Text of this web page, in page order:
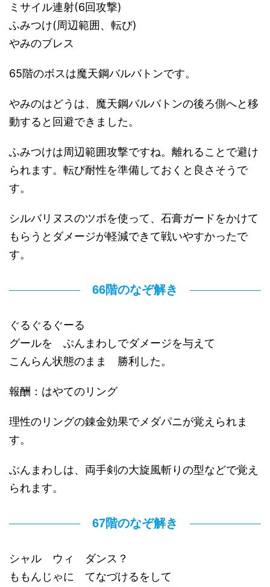
ミサイル連射(6回攻撃)
ふみつけ(周辺範囲、転び)
やみのブレス
65階のボスは魔天鋼バルバトンです。
やみのはどうは、魔天鋼バルバトンの後ろ側へと移
動すると回避できました。
ふみつけは周辺範囲攻撃ですね。離れることで避け
られます。転び耐性を準備しておくと良さそうで
す。
シルバリヌスのツボを使って、石膏ガードをかけて
もらうとダメージが軽減できて戦いやすかったで
す。
66階のなぞ解き
ぐるぐるぐーる
グールを ぶんまわしでダメージを与えて
こんらん状態のまま 勝利した。
報酬：はやてのリング
理性のリングの錬金効果でメダパニが覚えられま
す。
ぶんまわしは、両手剣の大旋風斬りの型などで覚え
られます。
67階のなぞ解き
シャル ウィ ダンス？
ももんじゃに てなづけるをして